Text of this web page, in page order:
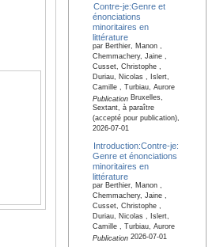
Contre-je:Genre et
énonciations
minoritaires en
littérature
par Berthier, Manon ,
Chemmachery, Jaine ,
Cusset, Christophe ,
Duriau, Nicolas , Islert,
Camille , Turbiau, Aurore
PublicationBruxelles,
Sextant, à paraître
(accepté pour publication),
2026-07-01
Introduction:Contre-je:
Genre et énonciations
minoritaires en
littérature
par Berthier, Manon ,
Chemmachery, Jaine ,
Cusset, Christophe ,
Duriau, Nicolas , Islert,
Camille , Turbiau, Aurore
Publication2026-07-01